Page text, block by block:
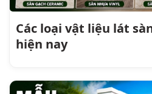
Các loại vật liệu lát
hiện nay